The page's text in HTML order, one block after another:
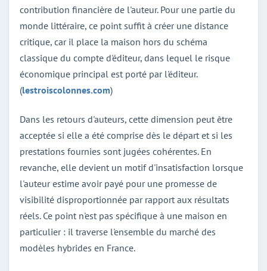
contribution financière de l'auteur. Pour une partie du
monde littéraire, ce point suffit à créer une distance
critique, car il place la maison hors du schéma
classique du compte d'éditeur, dans lequel le risque
économique principal est porté par l'éditeur.
(lestroiscolonnes.com)
Dans les retours d'auteurs, cette dimension peut être
acceptée si elle a été comprise dès le départ et si les
prestations fournies sont jugées cohérentes. En
revanche, elle devient un motif d'insatisfaction lorsque
l'auteur estime avoir payé pour une promesse de
visibilité disproportionnée par rapport aux résultats
réels. Ce point n'est pas spécifique à une maison en
particulier : il traverse l'ensemble du marché des
modèles hybrides en France.